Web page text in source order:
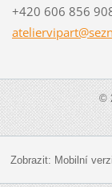
+420 606 856
ateliervipart@se
©
Zobrazit: Mobilní verzi